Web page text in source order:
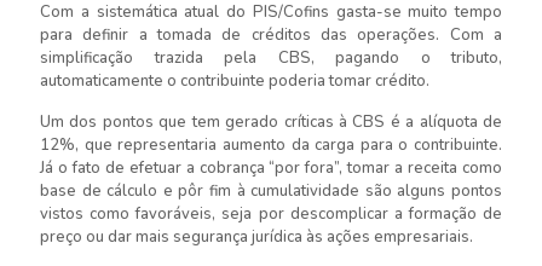
Com a sistemática atual do PIS/Cofins gasta-se muito tempo
para definir a tomada de créditos das operações. Com a
simplificação trazida pela CBS, pagando o tributo,
automaticamente o contribuinte poderia tomar crédito.
Um dos pontos que tem gerado críticas à CBS é a alíquota de
12%, que representaria aumento da carga para o contribuinte.
Já o fato de efetuar a cobrança “por fora”, tomar a receita como
base de cálculo e pôr fim à cumulatividade são alguns pontos
vistos como favoráveis, seja por descomplicar a formação de
preço ou dar mais segurança jurídica às ações empresariais.